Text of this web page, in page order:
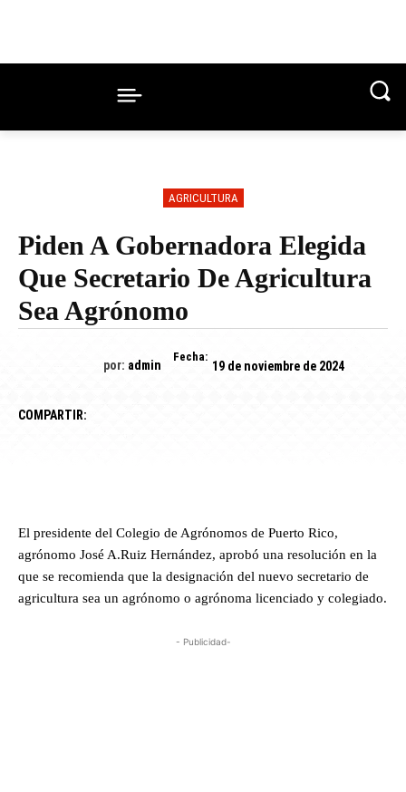
AGRICULTURA
Piden A Gobernadora Elegida
Que Secretario De Agricultura
Sea Agrónomo
por: admin
Fecha:
19 de noviembre de 2024
COMPARTIR:
El presidente del Colegio de Agrónomos de Puerto Rico,
agrónomo José A.Ruiz Hernández, aprobó una resolución en la
que se recomienda que la designación del nuevo secretario de
agricultura sea un agrónomo o agrónoma licenciado y colegiado.
- Publicidad-